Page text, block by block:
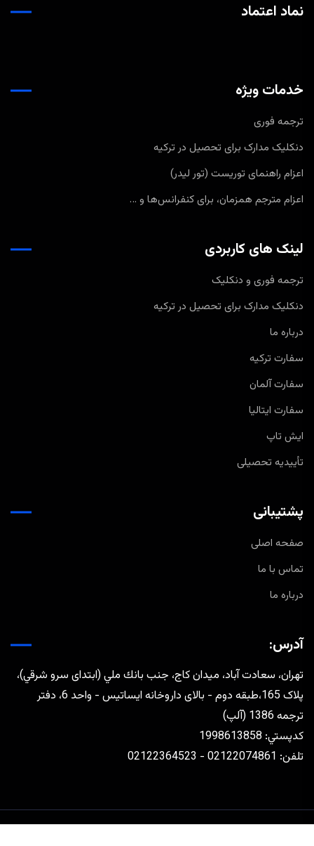
نماد اعتماد
خدمات ویژه
ترجمه فوری
دنکلیک مدارک برای تحصیل در ترکیه
اعزام راهنمای توریست (تور لیدر)
اعزام مترجم همزمان، برای کنفرانس‌ها و …
لینک های کاربردی
ترجمه فوری و دنکلیک
دنکلیک مدارک برای تحصیل در ترکیه
درباره ما
سفارت ترکیه
سفارت آلمان
سفارت ایتالیا
ایش تاپ
تأییدیه تحصیلی
پشتیبانی
صفحه اصلی
تماس با ما
درباره ما
آدرس:
تهران، سعادت آباد، ميدان كاج، جنب بانك ملي (ابتدای سرو شرقي)،
پلاک 165،طبقه دوم - بالای داروخانه ایساتیس - واحد 6، دفتر
ترجمه 1386 (آلپ)
كدپستي: 1998613858
تلفن: 02122074861 - 02122364523